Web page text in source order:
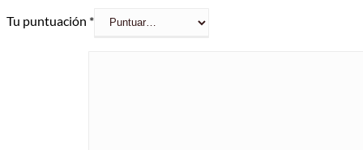
Tu puntuación *